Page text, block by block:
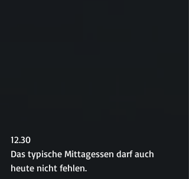
12.30
Das typische Mittagessen darf auch
heute nicht fehlen.